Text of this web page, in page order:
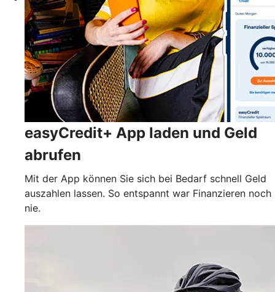
easyCredit+ App laden und Geld
abrufen
Mit der App können Sie sich bei Bedarf schnell Geld
auszahlen lassen. So entspannt war Finanzieren noch
nie.